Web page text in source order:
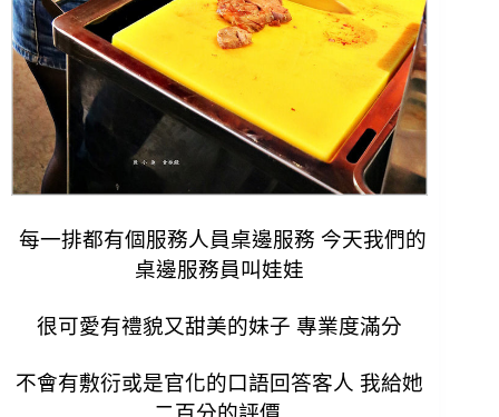
每一排都有個服務人員桌邊服務 今天我們的
桌邊服務員叫娃娃
很可愛有禮貌又甜美的妹子 專業度滿分
不會有敷衍或是官化的口語回答客人 我給她